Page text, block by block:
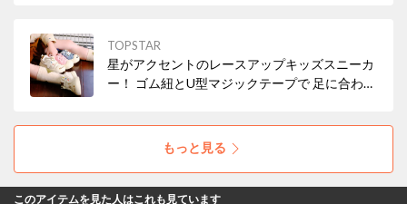
TOPSTAR
星がアクセントのレースアップキッズスニーカ
ー！ ゴム紐とU型マジックテープで 足に合わせ
もっと見る
このアイテムを見た人はこれも見ています